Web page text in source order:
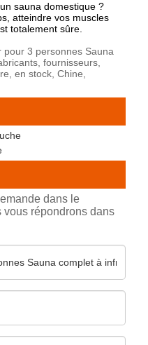
sauna domestique ?
atteindre vos muscles
totalement sûre.
pour 3 personnes Sauna
fournisseurs,
en stock, Chine,
dans le
répondrons dans